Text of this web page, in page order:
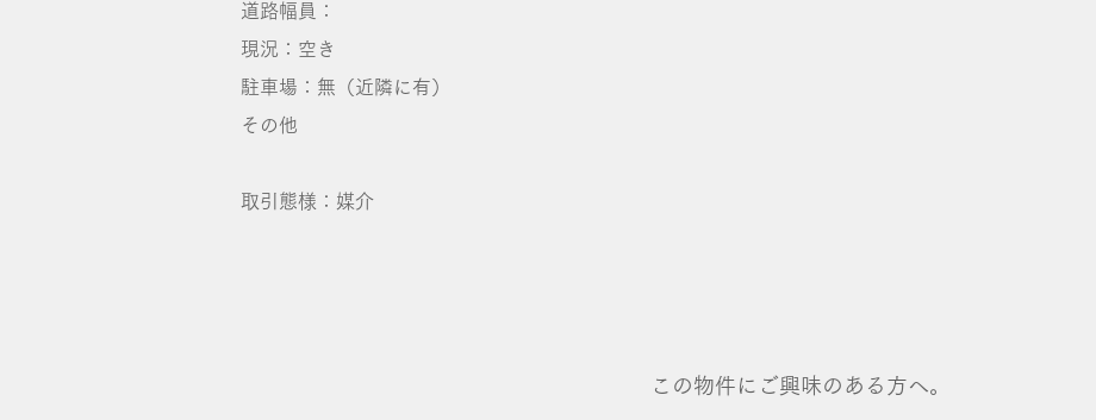
​道路幅員：
​現況：空き
駐車場：無（近隣に有）
​その他​​
取引態様：媒介
この物件にご興味のある方へ。